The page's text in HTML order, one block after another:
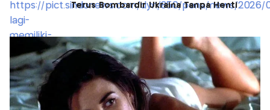
Terus Bombardir Ukraina Tanpa Henti